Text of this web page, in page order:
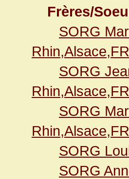
Frères/
SORG
SORG
SORG
SORG
SORG